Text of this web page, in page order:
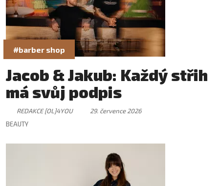
#barber shop
Jacob & Jakub: Každý střih
má svůj podpis
REDAKCE [OL]4YOU
29. července 2026
BEAUTY